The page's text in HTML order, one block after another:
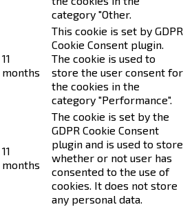
category "Other.
11
months
This cookie is set by GDPR
Cookie Consent plugin.
The cookie is used to
store the user consent for
the cookies in the
category "Performance".
11
months
The cookie is set by the
GDPR Cookie Consent
plugin and is used to store
whether or not user has
consented to the use of
cookies. It does not store
any personal data.